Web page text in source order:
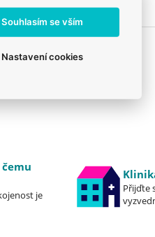
eshop@veterix.cz
je
Přijďte
Souhlasím se vším
Nastavení cookies